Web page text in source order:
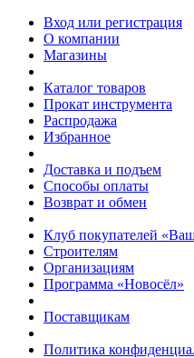
Вход или регистрация
О компании
Магазины
Каталог товаров
Прокат инструмента
Распродажа
Избранное
Доставка и подъем
Способы оплаты
Возврат и обмен
Клуб покупателей
Строителям
Организациям
Программа «Новосёл»
Поставщикам
Политика